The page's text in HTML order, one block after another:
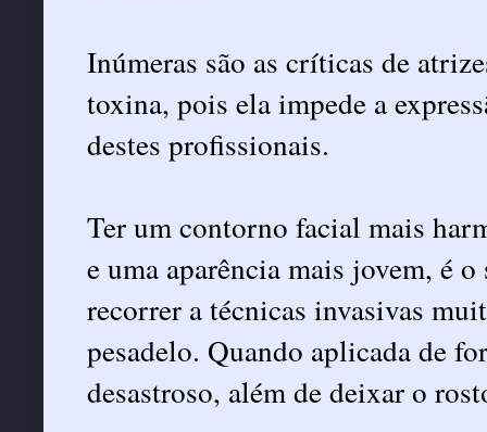
Inúmeras são as críticas de
toxina, pois ela impede a
destes profissionais.
Ter um contorno facial mais
e uma aparência mais jovem, é
recorrer a técnicas invasivas
pesadelo. Quando aplicada de
desastroso, além de deixar o